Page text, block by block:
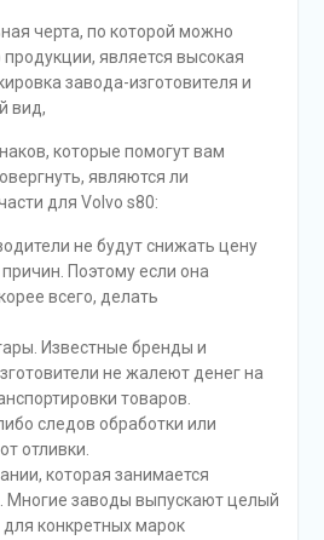
черта, по которой можно
является высокая
завода-изготовителя и
вид,
которые помогут вам
являются ли
для Volvo s80:
не будут снижать цену
Поэтому если она
всего, делать
Известные бренды и
не жалеют денег на
товаров.
следов обработки или
отливки.
которая занимается
Многие заводы выпускают целый
конкретных марок